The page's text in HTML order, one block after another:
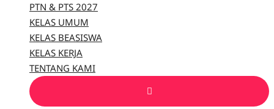
PTN & PTS 2027
KELAS UMUM
KELAS BEASISWA
KELAS KERJA
TENTANG KAMI